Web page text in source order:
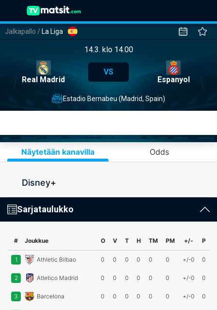
Jalkapallo / La Liga
14.3. klo 14.00
Real Madrid
VS
Espanyol
Estadio Bernabeu (Madrid, Spain)
Näytetään kanavilla Odds
Disney+
Sarjataulukko
# Joukkue O V T H TM PM +/- P
1 Athletic Bilbao 0 0 0 0 0 0 +/-0 0
2 Atletico Madrid 0 0 0 0 0 0 +/-0 0
3 Barcelona 0 0 0 0 0 0 +/-0 0